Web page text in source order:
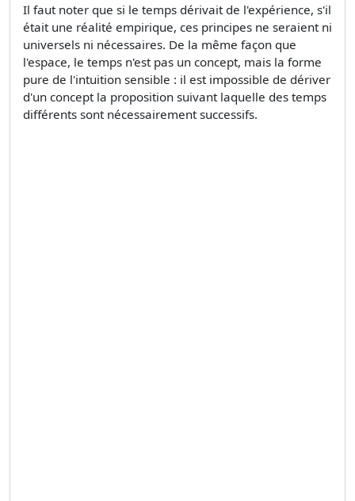
Il faut noter que si le temps dérivait de l'expérience, s'il
était une réalité empirique, ces principes ne seraient ni
universels ni nécessaires. De la même façon que
l'espace, le temps n'est pas un concept, mais la forme
pure de l'intuition sensible : il est impossible de dériver
d'un concept la proposition suivant laquelle des temps
différents sont nécessairement successifs.